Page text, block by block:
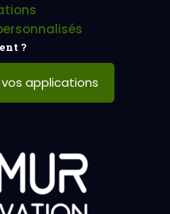
?
applications